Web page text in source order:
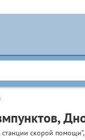
станции скорой